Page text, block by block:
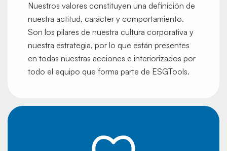
Nuestros valores constituyen una definición de
nuestra actitud, carácter y comportamiento.
Son los pilares de nuestra cultura corporativa y
nuestra estrategia, por lo que están presentes
en todas nuestras acciones e interiorizados por
todo el equipo que forma parte de ESGTools.